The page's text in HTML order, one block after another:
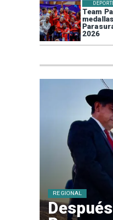
Team
2026
REGIONAL